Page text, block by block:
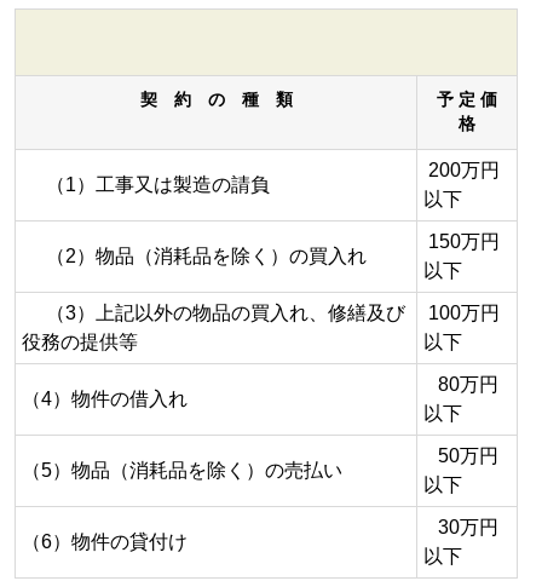
契 約 の 種 類
予 定 価
格
（1）工事又は製造の請負
200万円
以下
（2）物品（消耗品を除く）の買入れ
150万円
以下
（3）上記以外の物品の買入れ、修繕及び
役務の提供等
100万円
以下
（4）物件の借入れ
80万円
以下
（5）物品（消耗品を除く）の売払い
50万円
以下
（6）物件の貸付け
30万円
以下